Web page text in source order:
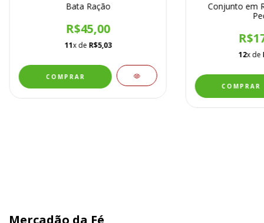
Bata Ração
R$45,00
11x de R$5,03
COMPRAR
Conjunto em
12x de
COMPRAR